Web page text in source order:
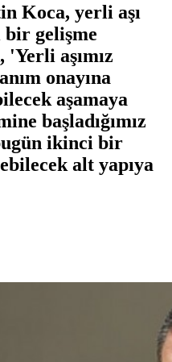
Koca, yerli aşı
bir gelişme
'Yerli aşımız
onayına
aşamaya
başladığımız
ikinci bir
alt yapıya